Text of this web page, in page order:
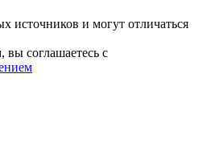
источников и могут отличаться
вы соглашаетесь c